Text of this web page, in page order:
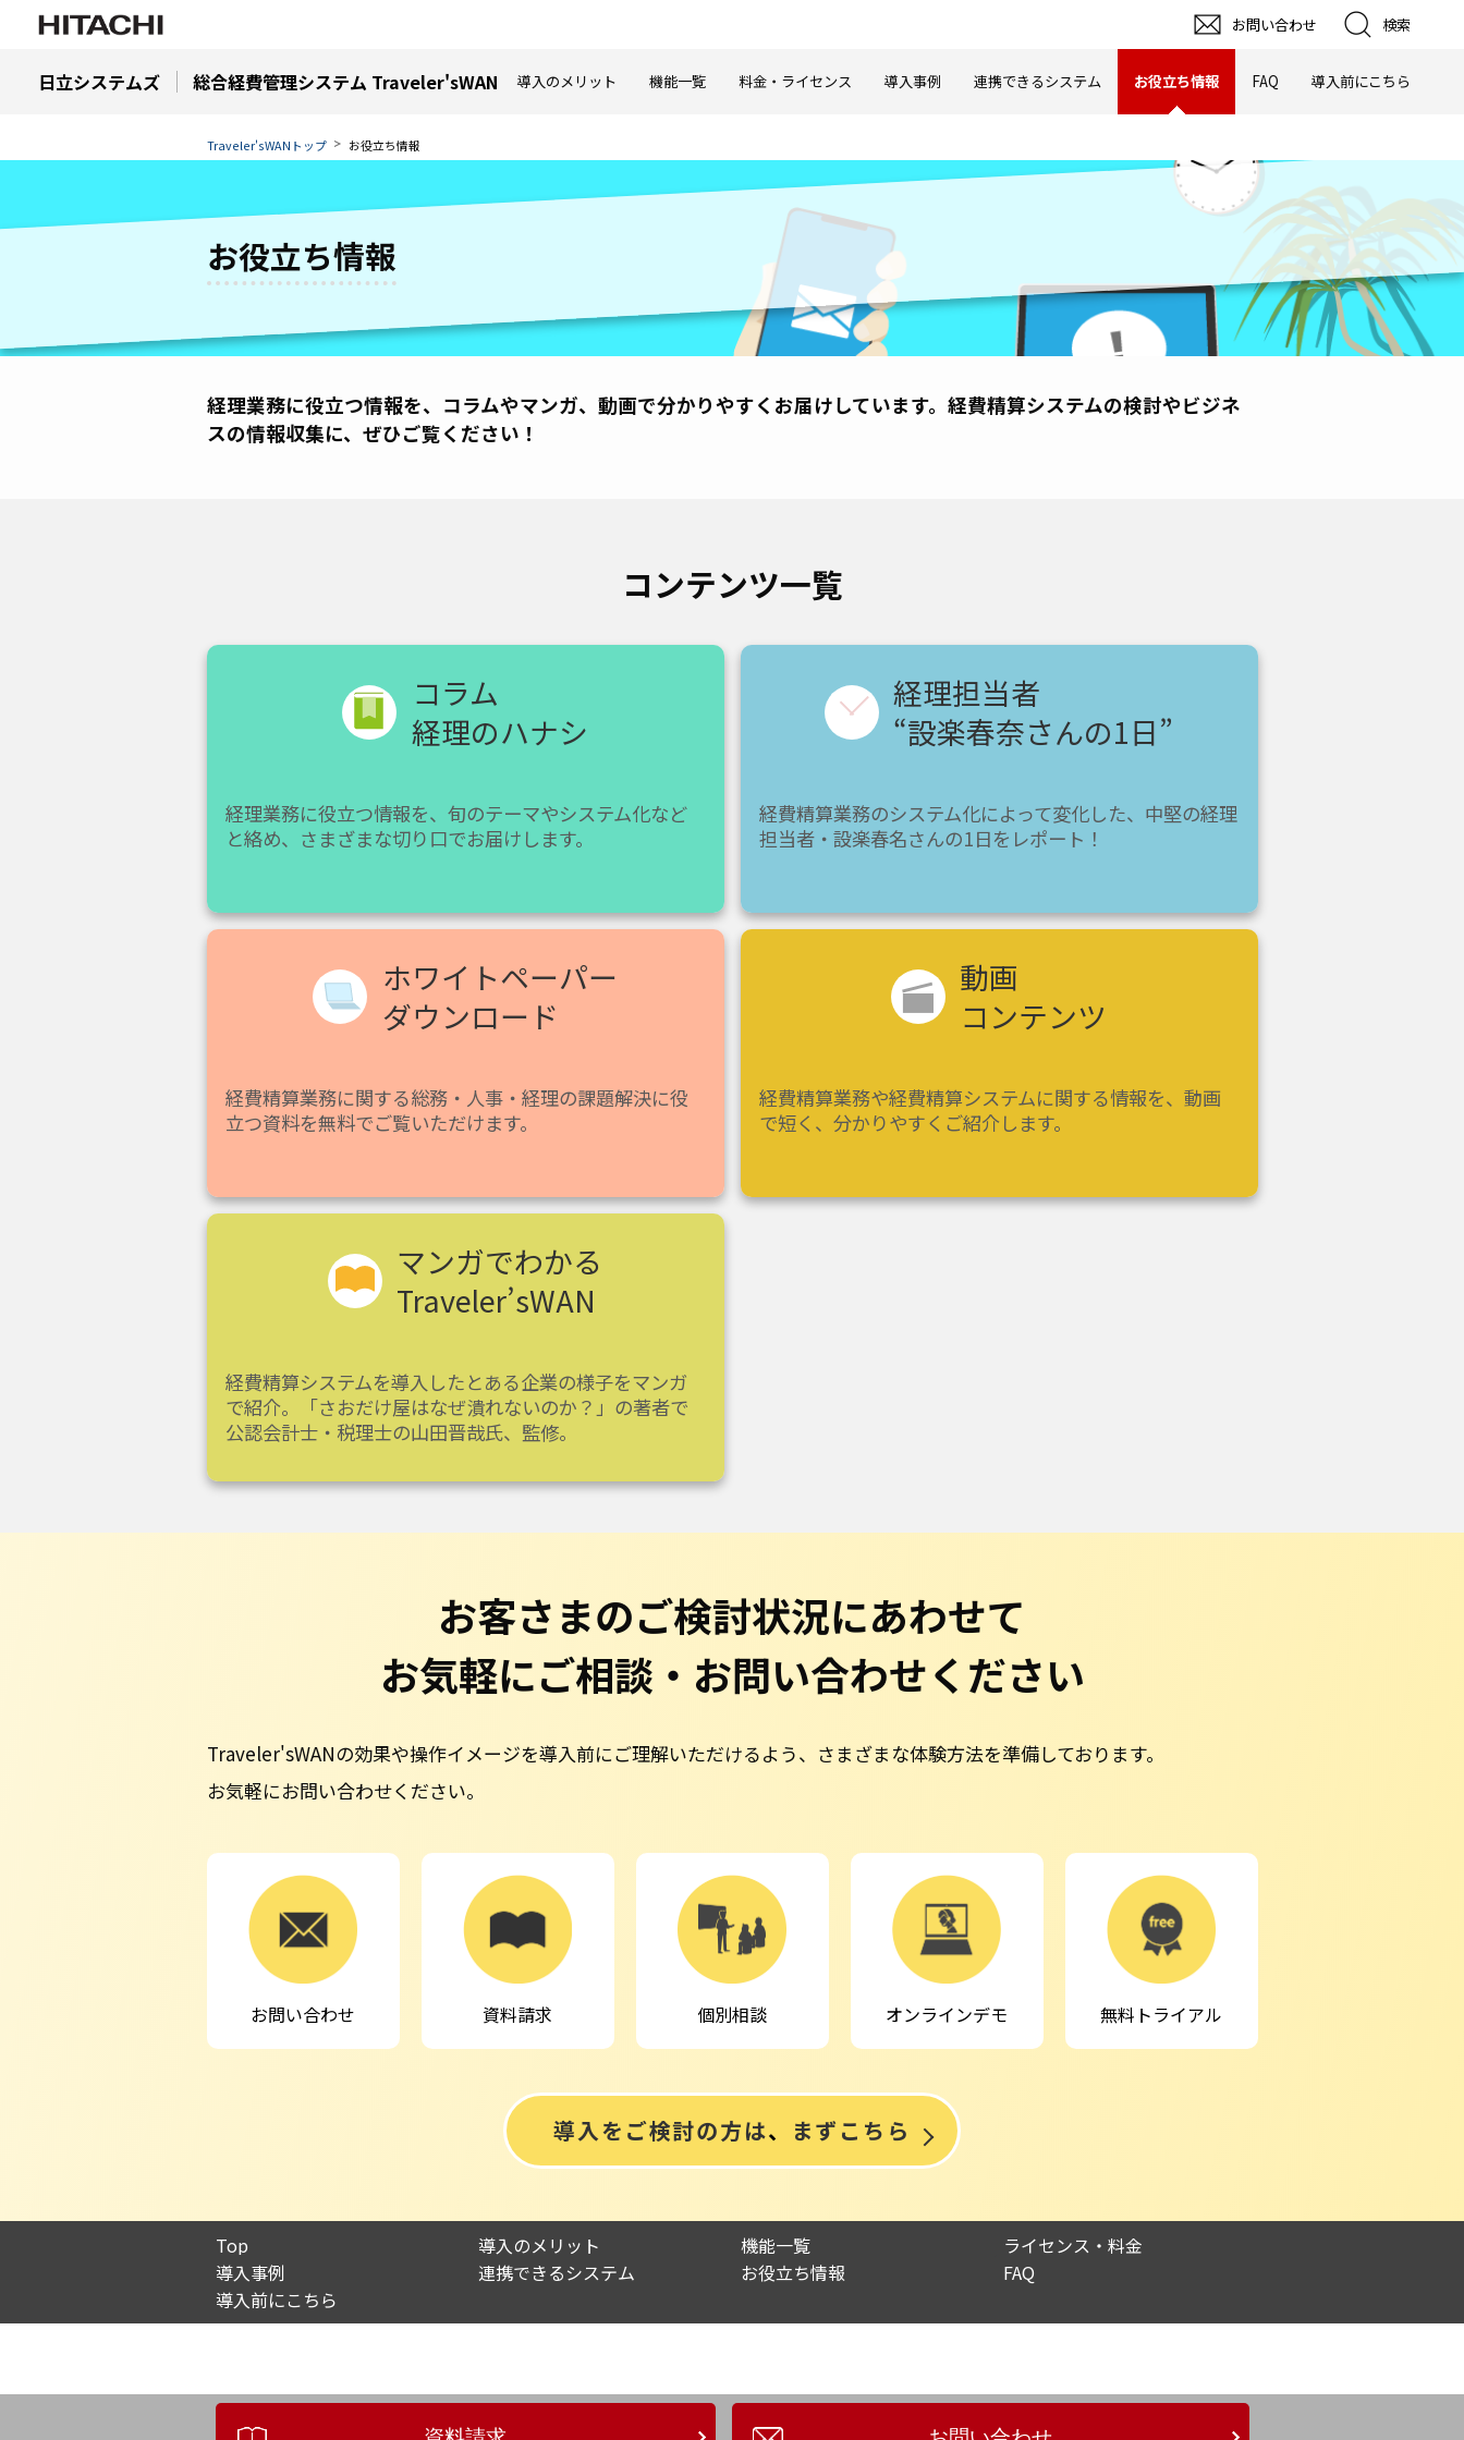
お問い合わせ 検索
日立システムズ 総合経費管理システム Traveler'sWAN 導入のメリット 機能一覧 料金・ライセンス 導入事例 連携できるシステム お役立ち情報 FAQ 導入前にこちら
Traveler'sWANトップ お役立ち情報
お役立ち情報
経理業務に役立つ情報を、コラムやマンガ、動画で分かりやすくお届けしています。経費精算システムの検討やビジネ
スの情報収集に、ぜひご覧ください！
コンテンツ一覧
コラム
経理のハナシ
経理業務に役立つ情報を、旬のテーマやシステム化など
と絡め、さまざまな切り口でお届けします。
経理担当者
“設楽春奈さんの1日”
経費精算業務のシステム化によって変化した、中堅の経理
担当者・設楽春名さんの1日をレポート！
ホワイトペーパー
ダウンロード
経費精算業務に関する総務・人事・経理の課題解決に役
立つ資料を無料でご覧いただけます。
動画
コンテンツ
経費精算業務や経費精算システムに関する情報を、動画
で短く、分かりやすくご紹介します。
マンガでわかる
Traveler’sWAN
経費精算システムを導入したとある企業の様子をマンガ
で紹介。「さおだけ屋はなぜ潰れないのか？」の著者で
公認会計士・税理士の山田晋哉氏、監修。
お客さまのご検討状況にあわせて
お気軽にご相談・ お問い合わせください
Traveler'sWANの効果や操作イメージを導入前にご理解いただけるよう、さまざまな体験方法を準備しております。
お気軽にお問い合わせください。
お問い合わせ 資料請求 個別相談 オンラインデモ 無料トライアル
導入をご検討の方は、 まずこちら
Top 導入のメリット 機能一覧
ライセンス・料金
導入事例
連携できるシステム お役立ち情報
FAQ
導入前にこちら